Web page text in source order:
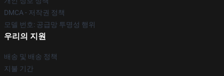
DMCA - 저작권 정책
모델 번호: 공급망 투명성 행위
우리의 지원
배송 및 배송 정책
지불 기간